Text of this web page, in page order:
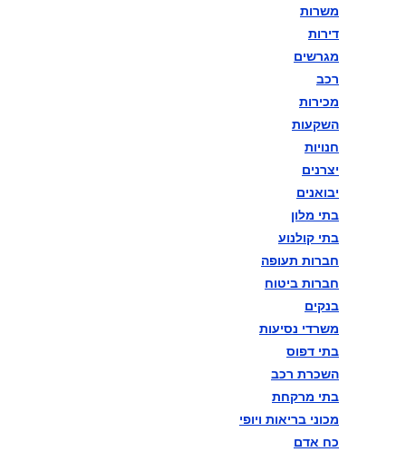
במתכונת פתע באגף התקשוב
במתכונת פתע באגף התקשוב
במתכונת פתע באגף התקשוב
וההגנה בסייבר
משרות
דירות
מגרשים
רכב
מכירות
השקעות
חנויות
יצרנים
יבואנים
בתי מלון
בתי קולנוע
חברות תעופה
חברות ביטוח
בנקים
משרדי נסיעות
בתי דפוס
השכרת רכב
בתי מרקחת
מכוני בריאות ויופי
כח אדם